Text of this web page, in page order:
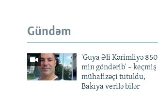
Gündəm
'Guya Əli Kərimliyə 850
min göndərib' – keçmiş
mühafizəçi tutuldu,
Bakıya verilə bilər